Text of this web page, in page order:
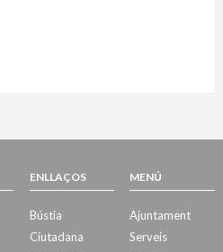
ENLLAÇOS
Bústia
Ciutadana
MENÚ
Ajuntament
Serveis